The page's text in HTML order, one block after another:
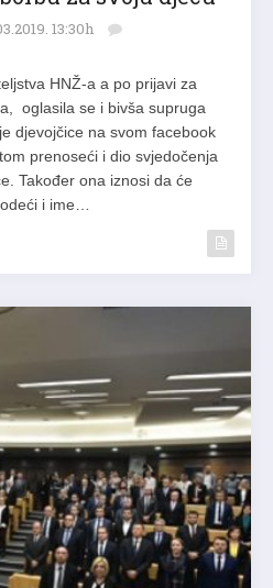
13:30h
HNŽ-a a po prijavi za
oglasila se i bivša supruga
djevojčice na svom facebook
prenoseći i dio svjedočenja
Također ona iznosi da će
i ime…